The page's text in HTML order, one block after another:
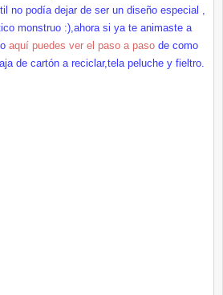
no podía dejar de ser un diseño especial ,
monstruo :),ahora si ya te animaste a
aquí puedes ver el paso a paso de como
de cartón a reciclar,tela peluche y fieltro.